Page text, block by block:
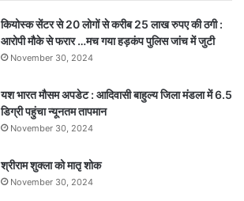
कियोस्क सेंटर से 20 लोगों से करीब 25 लाख रुपए की ठगी :
आरोपी मौके से फरार …मच गया हड़कंप पुलिस जांच में जुटी
November 30, 2024
यश भारत मौसम अपडेट : आदिवासी बाहुल्य जिला मंडला में 6.5
डिग्री पहुंचा न्यूनतम तापमान
November 30, 2024
श्रीराम शुक्ला को मातृ शोक
November 30, 2024